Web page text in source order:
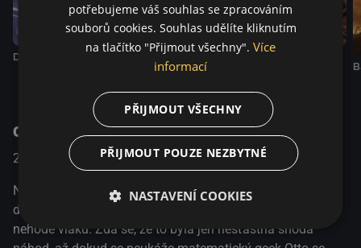
Dealer Dealer II Dealer III
O pořadu
2020 Dánsko Akční / Komedie / Drama
Nasazený voják Markus se vrací domů ke své dospívající
dceři Mathilde poté, co jeho manželka zemřela při tragické
nehodě vlaku. Zdá se, že to byla jen nešťastná shoda
potřebujeme váš souhlas se zpracováním
souborů cookies. Souhlas udělíte kliknutím
na tlačítko "Přijmout všechny". Více
informací
PŘIJMOUT VŠECHNY
PŘIJMOUT POUZE NEZBYTNÉ
NASTAVENÍ COOKIES